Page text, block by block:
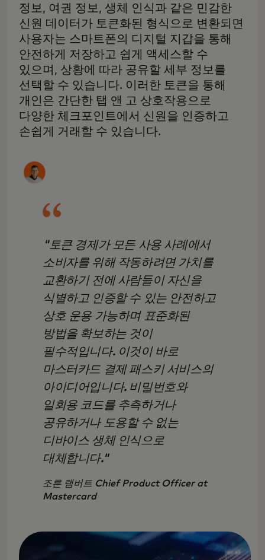
정보, 여권 정보, 생체 인식과 같은 민감한
신원 데이터가 토큰화된 형식으로 변환되면
사용자는 스마트폰의 디지털 지갑을 통해
안전하게 저장하고 쉽게 액세스할 수
있으며, 상황에 따라 공유할 세부 정보를
선택할 수 있습니다. 이러한 토큰을 통해
개인은 간단한 탭 앤 고 상호작용으로
다양한 체크포인트에서 신원을 인증하고
손쉽게 거래할 수 있습니다.
"토큰 경제가 모든 사용 사례에서
소비자를 위해 작동하려면 가치를
교환하기 전에 사람들이 자신을
식별하고 인증할 수 있는 안전하고
상호 운용 가능하며 표준화된
방법을 확보하는 것이
필수적입니다. 이것이 바로
마스터카드 결제 패스키 서비스의
아이디어입니다. 비밀번호와
일회용 코드를 추측하거나
공유하거나 도용할 수 없는
디바이스 생체 인식으로
대체합니다."
조른 램버트 Chief Product Officer at
Mastercard